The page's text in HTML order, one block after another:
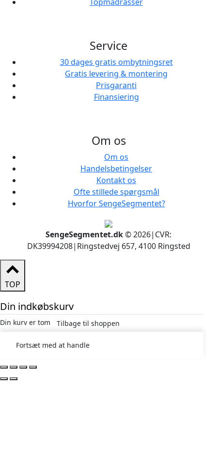
Service
30 dages gratis ombytningsret
Gratis levering & montering
Prisgaranti
Finansiering
Om os
Om os
Handelsbetingelser
Kontakt os
Ofte stillede spørgsmål
Hvorfor SengeSegmentet?
SengeSegmentet.dk© 2026| CVR:
DK39994208| Ringstedvej 657, 4100 Ringsted
TOP
Din indkøbskurv
Din kurv er tom Tilbage til shoppen
Fortsæt med at handle